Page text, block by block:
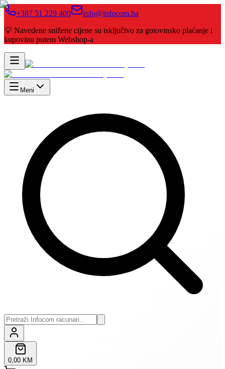
+387 51 229 400
info@infocom.ba
💡 Navedene snižene cijene su isključivo za gotovinsko plaćanje i
kupovinu putem Webshop-a
Meni
0,00 KM